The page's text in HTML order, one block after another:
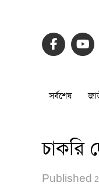
সর্বশেষ
চাকরি
Published